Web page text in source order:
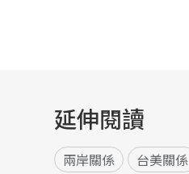
延伸閱讀
兩岸關係 台美關係